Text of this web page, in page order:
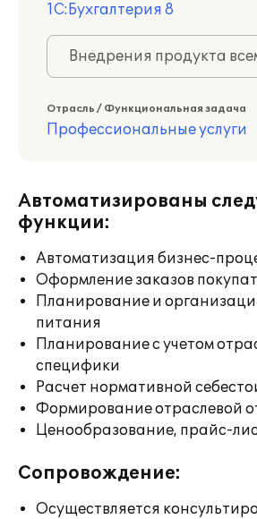
1С:Бухгалтерия 8
Внедрения продукта
Отрасль / Функциональная задача
Профессиональные услуги
Автоматизированы
функции:
Автоматизация бизнес-
Оформление заказов
Планирование и
питания
Планирование с учетом
специфики
Расчет нормативной
Формирование отраслевой
Ценообразование, прайс-
Сопровождение:
Осуществляется